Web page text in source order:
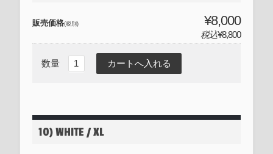
販売価格(税別) ¥8,000
税込¥8,800
数量
10) WHITE / XL